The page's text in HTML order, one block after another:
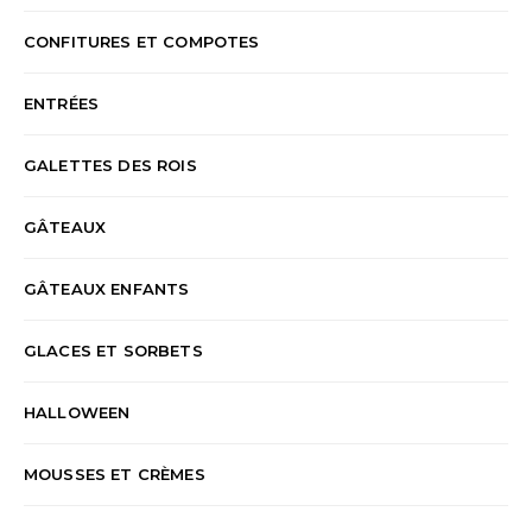
CONFITURES ET COMPOTES
ENTRÉES
GALETTES DES ROIS
GÂTEAUX
GÂTEAUX ENFANTS
GLACES ET SORBETS
HALLOWEEN
MOUSSES ET CRÈMES